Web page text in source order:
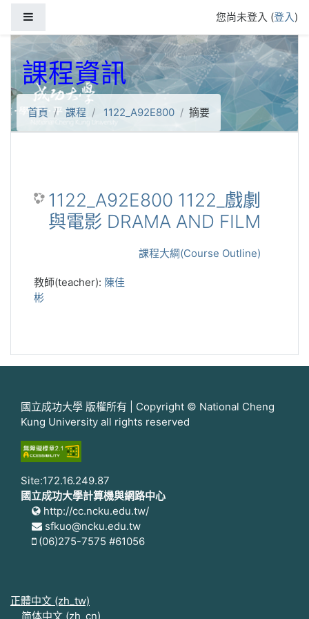
您尚未登入 (登入)
課程資訊
首頁 課程 1122_A92E800 摘要
1122_A92E800 1122_戲劇
與電影 DRAMA AND FILM
課程大綱(Course Outline)
教師(teacher): 陳佳
彬
國立成功大學 版權所有 | Copyright © National Cheng
Kung University all rights reserved
Site:172.16.249.87
國立成功大學計算機與網路中心
http://cc.ncku.edu.tw/
sfkuo@ncku.edu.tw
(06)275-7575 #61056
正體中文 ‎(zh_tw)‎
简体中文 ‎(zh_cn)‎